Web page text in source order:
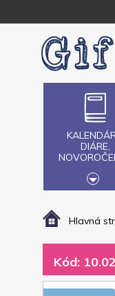
DIÁRE,
Hlavná
Kód: